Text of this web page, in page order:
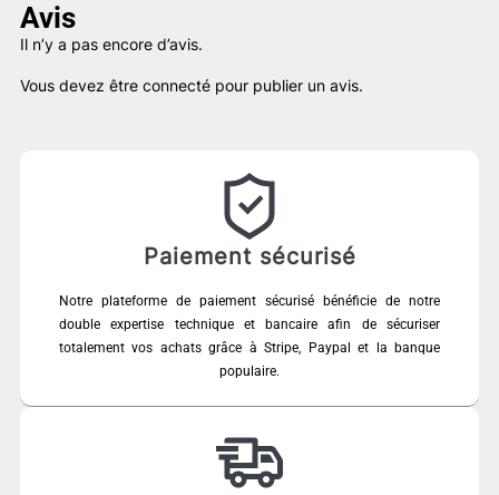
Avis
Il n’y a pas encore d’avis.
Vous devez être connecté pour publier un avis.
Paiement sécurisé
Notre plateforme de paiement sécurisé bénéficie de notre
double expertise technique et bancaire afin de sécuriser
totalement vos achats grâce à Stripe, Paypal et la banque
populaire.